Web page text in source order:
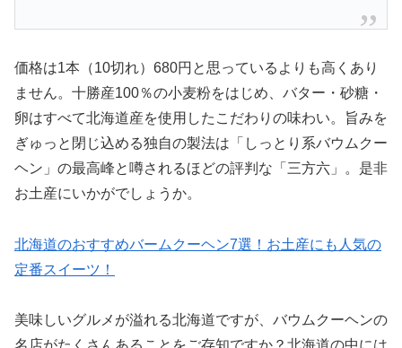
価格は1本（10切れ）680円と思っているよりも高くあり
ません。十勝産100％の小麦粉をはじめ、バター・砂糖・
卵はすべて北海道産を使用したこだわりの味わい。旨みを
ぎゅっと閉じ込める独自の製法は「しっとり系バウムクー
ヘン」の最高峰と噂されるほどの評判な「三方六」。是非
お土産にいかがでしょうか。
北海道のおすすめバームクーヘン7選！お土産にも人気の
定番スイーツ！
美味しいグルメが溢れる北海道ですが、バウムクーヘンの